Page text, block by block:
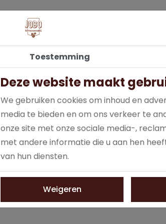
Toestemming
Deze website maakt
We gebruiken cookies om inhoud en
media te bieden en om ons verkeer te
onze site met onze sociale media-,
met andere informatie die u aan hen
van hun diensten.
Weigeren